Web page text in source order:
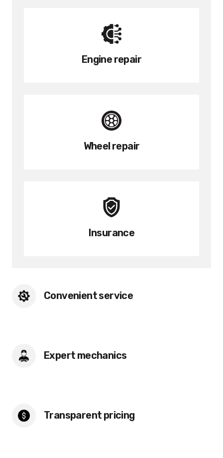
Engine repair
Wheel repair
Insurance
Convenient service
Expert mechanics
Transparent pricing